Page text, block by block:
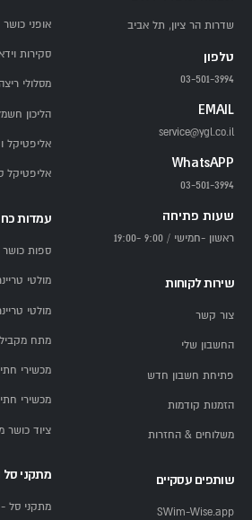
שדרות הר ציון, תל אביב
טלפון
03-501-3994
EMAIL
service@ygl.co.il
WhatsAPP
03-501-3994
שעות פתיחה
ראשון -חמישי / 9:00 -19:00
שירות לקוחות
צור קשר
החשבון שלי
פתיחת חשבון חדש
הזמנות קודמות
משלוחים & החזרות
שותפים עסקיים
SWim-Wise.app
אופני כושר
סקירות
מסלולי ריצה
הליכון
אליפטיקל
אליפטיקל
עמדות כח
ספות כושר
מולטי
מולטי
מתח
מכשירי
מכשירי
ציוד כושר
מתקני
מתקני סל -